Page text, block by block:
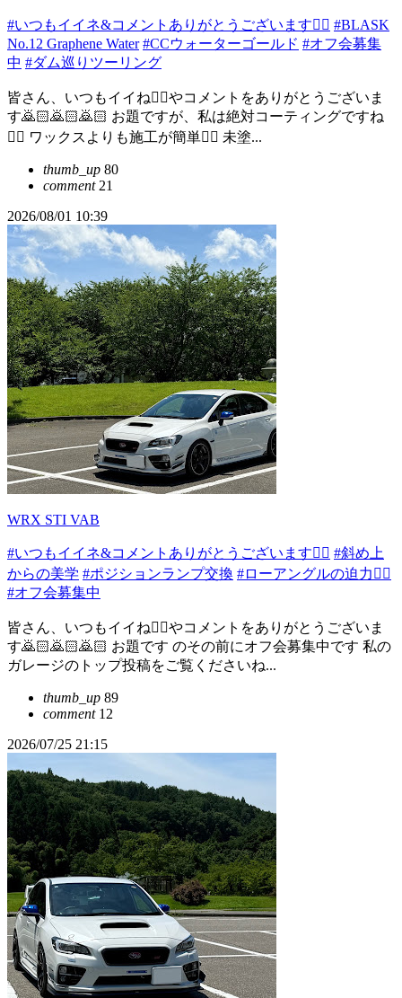
#いつもイイネ&コメントありがとうございます🙇‍♂️ #BLASK
No.12 Graphene Water #CCウォーターゴールド #オフ会募集
中 #ダム巡りツーリング
皆さん、いつもイイね👍🏻やコメントをありがとうございま
す🙇🏻️🙇🏻️🙇🏻️ お題ですが、私は絶対コーティングですね
☝🏻 ワックスよりも施工が簡単👍🏻 未塗...
thumb_up 80
comment21
2026/08/01 10:39
WRX STI VAB
#いつもイイネ&コメントありがとうございます🙇‍♂️ #斜め上
からの美学 #ポジションランプ交換 #ローアングルの迫力👍🏻
#オフ会募集中
皆さん、いつもイイね👍🏻やコメントをありがとうございま
す🙇🏻️🙇🏻️🙇🏻️ お題です のその前にオフ会募集中です 私の
ガレージのトップ投稿をご覧くださいね...
thumb_up 89
comment12
2026/07/25 21:15